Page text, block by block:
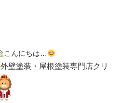
こんにちは…
外壁塗装・屋根塗装専門店クリ